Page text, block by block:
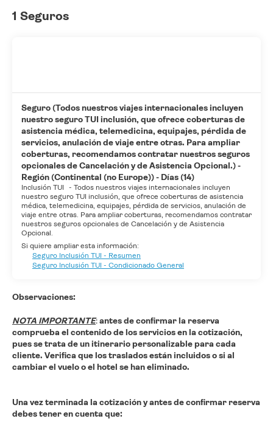
1 Seguros
Seguro (Todos nuestros viajes internacionales incluyen
nuestro seguro TUI inclusión, que ofrece coberturas de
asistencia médica, telemedicina, equipajes, pérdida de
servicios, anulación de viaje entre otras. Para ampliar
coberturas, recomendamos contratar nuestros seguros
opcionales de Cancelación y de Asistencia Opcional.) -
Región (Continental (no Europe)) - Días (14)
Inclusión TUI - Todos nuestros viajes internacionales incluyen
nuestro seguro TUI inclusión, que ofrece coberturas de asistencia
médica, telemedicina, equipajes, pérdida de servicios, anulación de
viaje entre otras. Para ampliar coberturas, recomendamos contratar
nuestros seguros opcionales de Cancelación y de Asistencia
Opcional.
Si quiere ampliar esta información:
Seguro Inclusión TUI - Resumen
Seguro Inclusión TUI - Condicionado General
Observaciones:
NOTA IMPORTANTE:antes de confirmar la reserva
comprueba el contenido de los servicios en la cotización,
pues se trata de un itinerario personalizable para cada
cliente. Verifica que los traslados están incluidos o si al
cambiar el vuelo o el hotel se han eliminado.
Una vez terminada la cotización y antes de confirmar reserva
debes tener en cuenta que: